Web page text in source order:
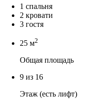
1 спальня
2 кровати
3 гостя
25 м2
Общая площадь
9 из 16
Этаж (есть лифт)